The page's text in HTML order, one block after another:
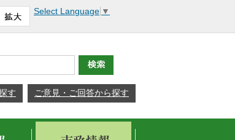
Select Language ▼
す ご意見・ご回答から探す